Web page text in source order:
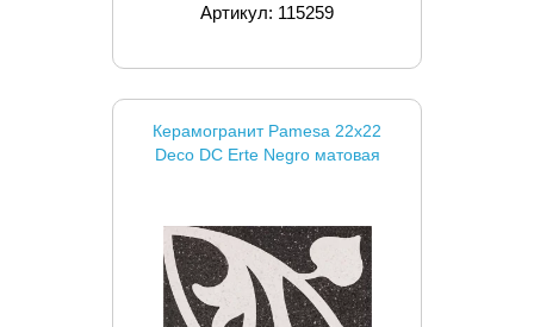
Артикул: 115259
Керамогранит Pamesa 22x22
Deco DC Erte Negro матовая